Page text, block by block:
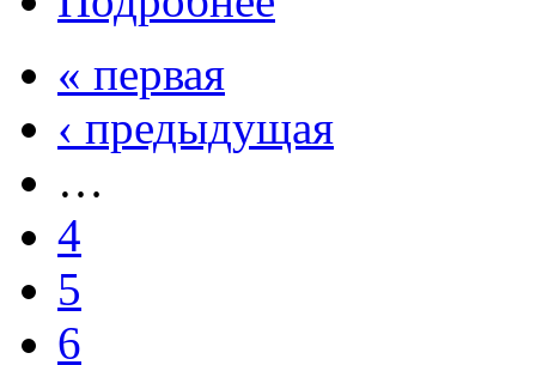
« первая
‹ предыдущая
…
4
5
6